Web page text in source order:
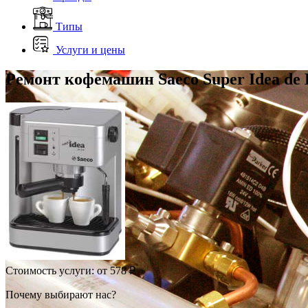
Типы
Услуги и цены
Ремонт кофемашин Saeco Super Idea de
Стоимость услуги:от 578 ₽
Почему выбирают нас?